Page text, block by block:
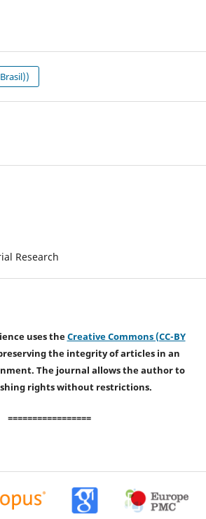
Research
uses theCreative Commons (CC-BY
the integrity of articles in an
The journal allows the author to
rights without restrictions.
=================